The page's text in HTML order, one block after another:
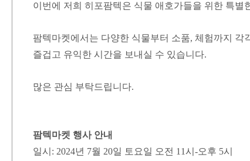
이번에 저희 히포팜텍은 식물 애호가들을 위한 특
팜텍마켓에서는 다양한 식물부터 소품, 체험까지
즐겁고 유익한 시간을 보내실 수 있습니다.
많은 관심 부탁드립니다.
팜텍마켓 행사 안내
일시: 2024년 7월 20일 토요일 오전 11시-오후 5시